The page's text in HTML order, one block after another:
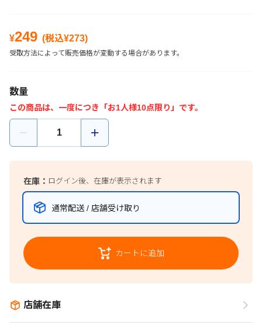
¥249 (税込¥273)
受取方法によって販売価格が変動する場合があります。
数量
この商品は、一度につき「お1人様10点限り」です。
在庫： ログイン後、在庫が表示されます
通常配送 / 店舗受け取り
カートに追加
店舗在庫